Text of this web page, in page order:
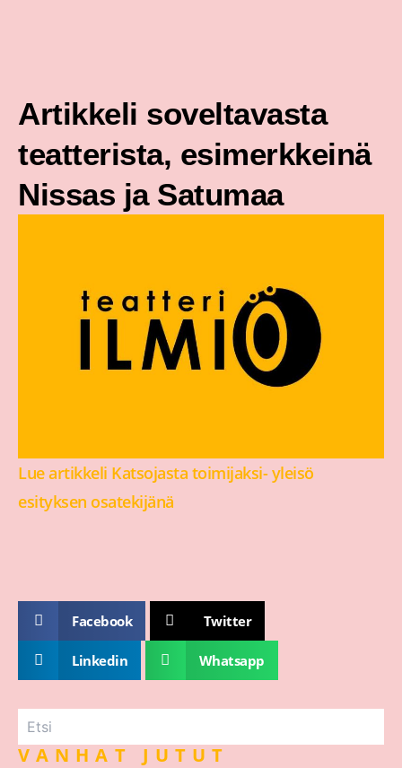
Artikkeli soveltavasta
teatterista, esimerkkeinä
Nissas ja Satumaa
Lue artikkeli Katsojasta toimijaksi- yleisö
esityksen osatekijänä
Facebook Twitter
Linkedin Whatsapp
VANHAT JUTUT